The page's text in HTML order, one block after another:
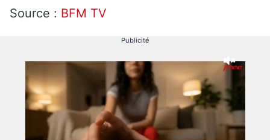
Source : BFM TV
Publicité